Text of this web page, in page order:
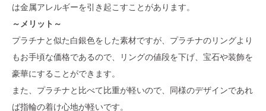
は金属アレルギーを引き起こすことがあります。
～メリット～
プラチナと似た白銀色をした素材ですが、プラチナのリングより
もお手頃な価格であるので、リングの値段を下げ、宝石や装飾を
豪華にすることができます。
また、プラチナと比べて比重が軽いので、同様のデザインであれ
ば指輪の着け心地が軽いです。